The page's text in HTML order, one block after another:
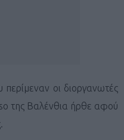
οι διοργανωτές
της Βαλένθια ήρθε αφού